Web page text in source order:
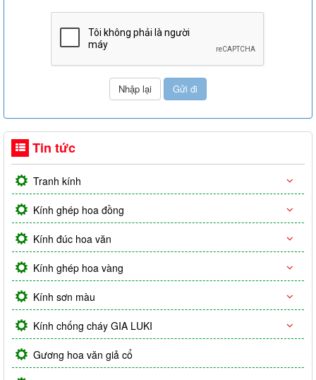
Tin tức
Tranh kính
Kính ghép hoa đồng
Kính đúc hoa văn
Kính ghép hoa vàng
Kính sơn màu
Kính chống cháy GIA LUKI
Gương hoa văn giả cổ